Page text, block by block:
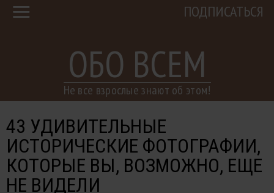
ОБО ВСЕМ
Не все взрослые знают об этом!
ПОДПИСАТЬСЯ
43 УДИВИТЕЛЬНЫЕ
ИСТОРИЧЕСКИЕ ФОТОГРАФИИ,
КОТОРЫЕ ВЫ, ВОЗМОЖНО, ЕЩЕ
НЕ ВИДЕЛИ